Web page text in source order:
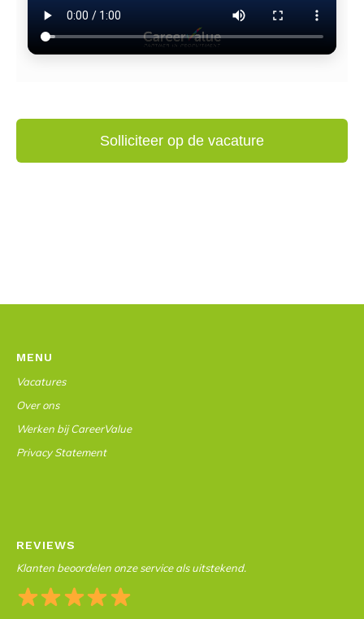
MENU
Vacatures
Over ons
Werken bij CareerValue
Privacy Statement
REVIEWS
Klanten beoordelen onze service als uitstekend.